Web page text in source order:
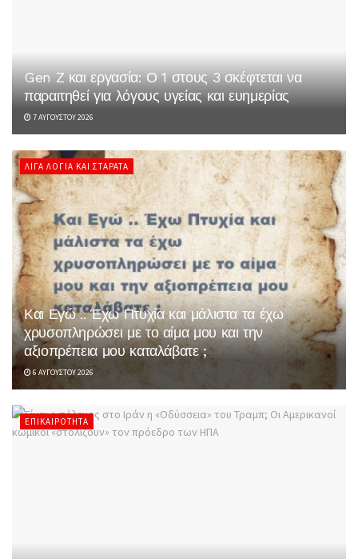
Gen Z και εργασία: Ο 1 στους 3 σκέφτεται να
παραιτηθεί για λόγους υγείας και ευημερίας
7 ΑΥΓΟΎΣΤΟΥ 2026
ΛΊΓΑ ΛΌΓΙΑ ΚΑΙ ΣΤΑΡΆΤΑ
Και Εγώ .. Έχω Πτυχία και μάλιστα τα έχω
χρυσοπληρώσει με το αίμα μου και την
αξιοπρέπεια μου καταλάβατε ;
6 ΑΥΓΟΎΣΤΟΥ 2026
ΕΠΙΚΑΙΡΌΤΗΤΑ